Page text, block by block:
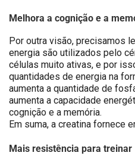
Melhora a cognição e a
Por outra visão, precisamos
energia são utilizados pelo
células muito ativas, e por
quantidades de energia na
aumenta a quantidade de
aumenta a capacidade
cognição e a memória.
Em suma, a creatina fornece
Mais resistência para treinar